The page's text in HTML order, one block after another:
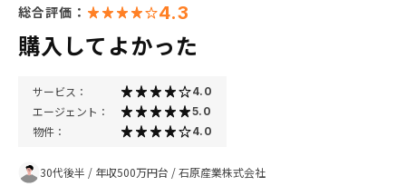
総合評価： 4.3
購入してよかった
サービス： 4.0
エージェント： 5.0
物件： 4.0
30代後半 / 年収500万円台 /石原産業株式会社